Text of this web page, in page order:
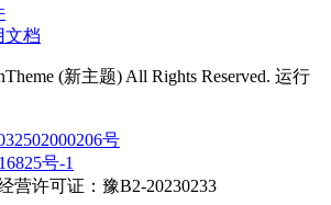
文档
(新主题) All Rights Reserved. 运行
号
号-1
营许可证：豫B2-20230233